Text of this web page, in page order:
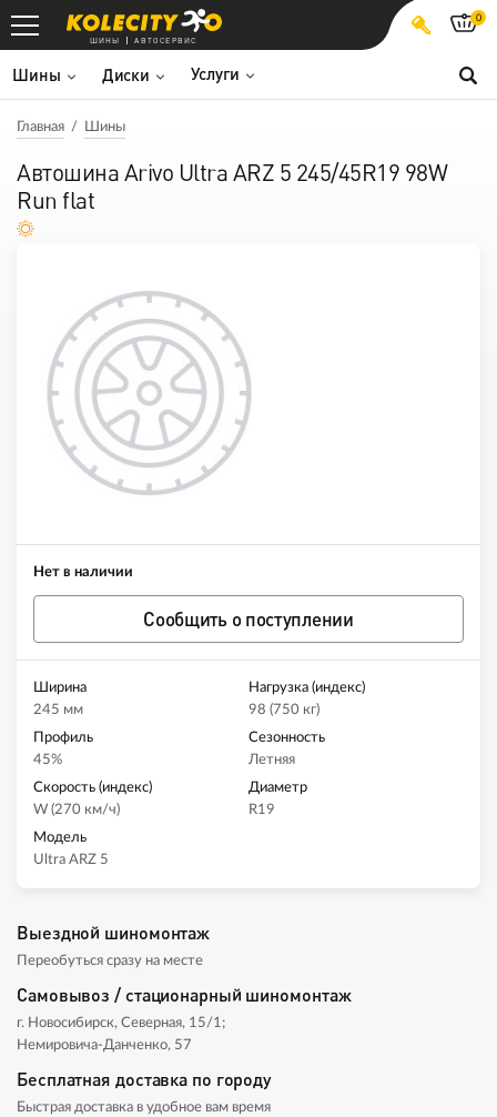
ШИНЫ АВТОСЕРВИС
Шины Диски Услуги
0
Главная Шины
Автошина Arivo Ultra ARZ 5 245/45R19 98W
Run flat
Нет в наличии
Сообщить о поступлении
Ширина
245 мм
Нагрузка (индекс)
98 (750 кг)
Профиль
45%
Сезонность
Летняя
Скорость (индекс)
W (270 км/ч)
Диаметр
R19
Модель
Ultra ARZ 5
Выездной шиномонтаж
Переобуться сразу на месте
Самовывоз / стационарный шиномонтаж
г. Новосибирск, Северная, 15/1;
Немировича-Данченко, 57
Бесплатная доставка по городу
Быстрая доставка в удобное вам время